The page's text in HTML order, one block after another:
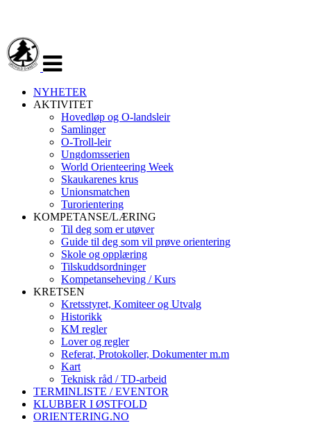
navigasjon
NYHETER
AKTIVITET
Hovedløp og O-landsleir
Samlinger
O-Troll-leir
Ungdomsserien
World Orienteering Week
Skaukarenes krus
Unionsmatchen
Turorientering
KOMPETANSE/LÆRING
Til deg som er utøver
Guide til deg som vil prøve orientering
Skole og opplæring
Tilskuddsordninger
Kompetanseheving / Kurs
KRETSEN
Kretsstyret, Komiteer og Utvalg
Historikk
KM regler
Lover og regler
Referat, Protokoller, Dokumenter m.m
Kart
Teknisk råd / TD-arbeid
TERMINLISTE / EVENTOR
KLUBBER I ØSTFOLD
ORIENTERING.NO